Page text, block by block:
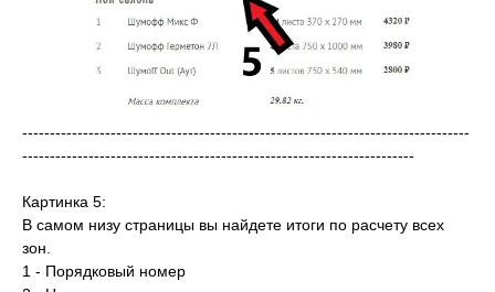
---------------------------------------------------------------------------------
-----------------------------------------------------------------------
Картинка 5:
В самом низу страницы вы найдете итоги по расчету всех
зон.
1 - Порядковый номер